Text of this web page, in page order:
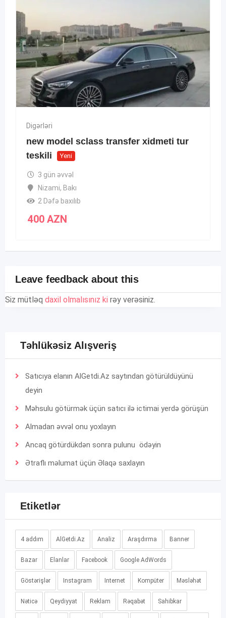
Digərləri
new model sclass transfer xidmeti tur
teskili
Yeni
3 gün əvvəl
Nizami, Bakı
2 Dəfə baxılıb
400 AZN
Leave feedback about this
Siz mütləq daxil olmalısınız ki rəy verəsiniz.
Təhlükəsiz Alışveriş
Satıcıya elanın AlGetdi.Az saytından götürüldüyünü
deyin
Məhsulu götürmək üçün satıcı ilə ictimai yerdə görüşün
Almadan əvvəl onu yoxlayın
Ancaq götürdükdən sonra pulunu ödəyin
Ətraflı məlumat üçün Əlaqə saxlayın
Etiketlər
4 addım AlGetdi.Az Analiz Araşdırma Banner
Bazar Elanlar Facebook Google AdWords
Göstərişlər Instagram Internet Kompüter Məsləhət
Nəticə Qeydiyyat Reklam Rəqabət Sahibkar